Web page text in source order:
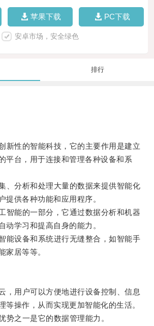
苹果下载 PC下载
安卓市场，安全绿色
排行
性的智能科技，它的主要作用是建立
平台，用于连接和管理各种设备和系
分析和处理大量的数据来提供智能化
提供各种功能和应用程序。
能的一部分，它通过数据分析和机器
动学习和提高自身的能力。
设备和系统进行无缝整合，如智能手
家居等等。
用户可以方便地进行设备控制、信息
等操作，从而实现更加智能化的生活。
之一是它的数据管理能力。